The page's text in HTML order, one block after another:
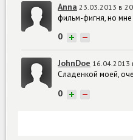
Anna 23.03.2013 в
фильм-фигня, но
0 + −
JohnDoe 16.04.2013
Сладенкой моей,
0 + −